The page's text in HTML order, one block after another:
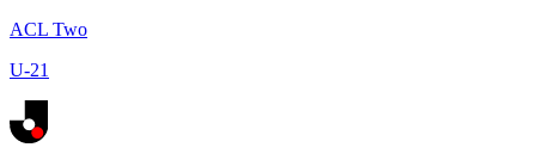
ACL Two
U-21